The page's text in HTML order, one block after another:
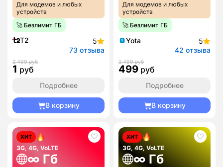
Для модемов и любых
устройств
🚀 Безлимит ГБ
T2
5
73 отзыва
2 499 руб
1 руб
Подробнее
В корзину
Для модемов и любых
устройств
🚀 Безлимит ГБ
Yota
5
42 отзыва
2 499 руб
499 руб
Подробнее
В корзину
ХИТ
3G, 4G, VoLTE
∞ Гб
ХИТ
3G, 4G, VoLTE
∞ Гб